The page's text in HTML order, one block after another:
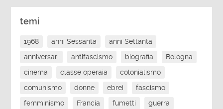
temi
1968 anni Sessanta
anni Settanta
anniversari
antifascismo biografia
Bologna
cinema
classe operaia
colonialismo
comunismo
donne ebrei
fascismo
femminismo
Francia fumetti
guerra